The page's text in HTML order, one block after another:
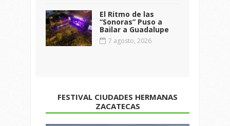
El Ritmo de las
“Sonoras” Puso a
Bailar a Guadalupe
7 agosto, 2026
FESTIVAL CIUDADES HERMANAS
ZACATECAS